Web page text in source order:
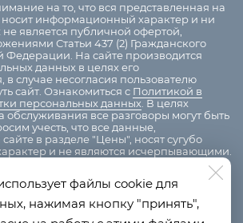
файлы cookie для
нажимая кнопку "принять",
на то, что вся представленная на
информационный характер и ни
является публичной офертой,
Статьи 437 (2) Гражданского
Федерации. На сайте производится
данных в целях его
случае несогласия пользователю
сайт. Ознакомиться с Политикой в
персональных данных. В целях
обслуживания все разговоры могут быть
учесть, что все данные,
в разделе "Цены", носят сугубо
и не являются исчерпывающими.
информации, пожалуйста,
центра. Валюта платежа,
картой, наличным и безналичным